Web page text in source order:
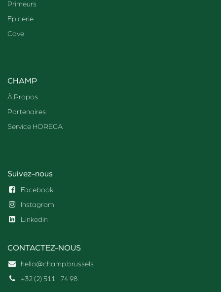
Primeurs
Epicerie
Cave
CHAMP
À Propos
Partenaires
Service HORECA
Suivez-nous
Facebook
Instagram
Linkedin
CONTACTEZ-NOUS
hello@champ.brussels
+32 (2) 511 74 98